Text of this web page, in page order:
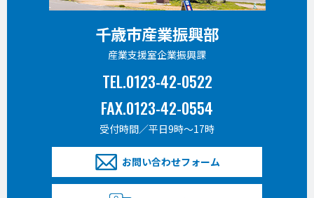
千歳市産業振興部
産業支援室企業振興課
TEL.0123-42-0522
FAX.0123-42-0554
受付時間／平日9時〜17時
お問い合わせフォーム